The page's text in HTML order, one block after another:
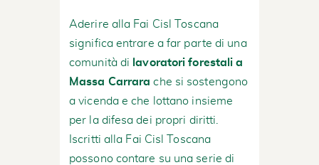
Aderire alla Fai Cisl Toscana
significa entrare a far parte di una
comunità di lavoratori forestali a
Massa Carrara che si sostengono
a vicenda e che lottano insieme
per la difesa dei propri diritti.
Iscritti alla Fai Cisl Toscana
possono contare su una serie di